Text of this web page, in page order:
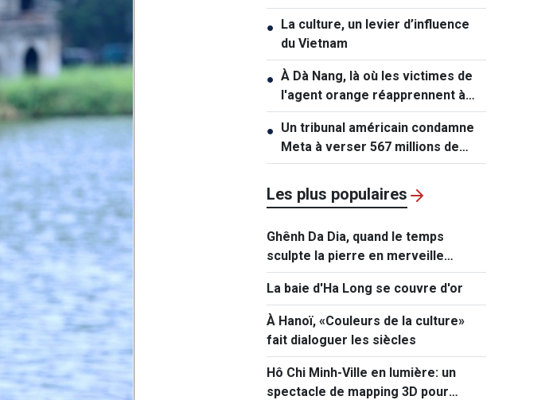
contre la Russie
● La culture, un levier d’influence
du Vietnam
● À Dà Nang, là où les victimes de
l'agent orange réapprennent à
vivre
● Un tribunal américain condamne
Meta à verser 567 millions de
dollars dans une affaire
impliquant des mineurs
Les plus populaires
Ghênh Da Dia, quand le temps
sculpte la pierre en merveille
naturelle
La baie d'Ha Long se couvre d'or
À Hanoï, «Couleurs de la culture»
fait dialoguer les siècles
Hô Chi Minh-Ville en lumière: un
spectacle de mapping 3D pour